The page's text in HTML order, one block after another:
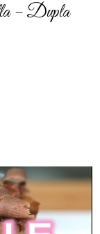
– Dupla